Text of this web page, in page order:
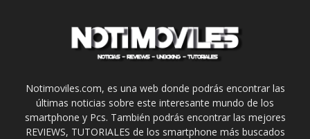
Notimoviles.com, es una web donde podrás encontrar las
últimas noticias sobre este interesante mundo de los
smartphone y Pcs. También podrás encontrar las mejores
REVIEWS, TUTORIALES de los smartphone más buscados